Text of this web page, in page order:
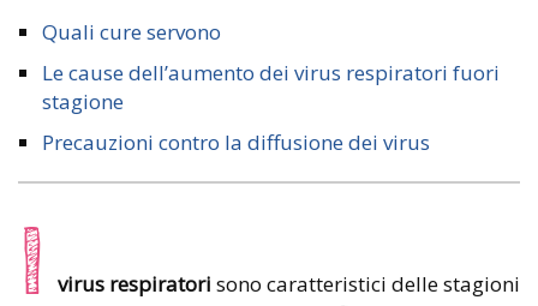
Quali cure servono
Le cause dell’aumento dei virus respiratori fuori
stagione
Precauzioni contro la diffusione dei virus
I virus respiratori sono caratteristici delle stagioni